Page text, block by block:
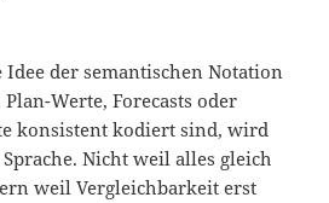
Idee der semantischen Notation
Werte, Forecasts oder
konsistent kodiert sind, wird
Nicht weil alles gleich
weil Vergleichbarkeit erst